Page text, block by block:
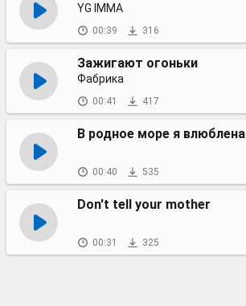
YG IMMA
00:39 316
Зажигают огоньки
Фабрика
00:41 417
В родное море я влюблена
00:40 535
Don't tell your mother
00:31 325